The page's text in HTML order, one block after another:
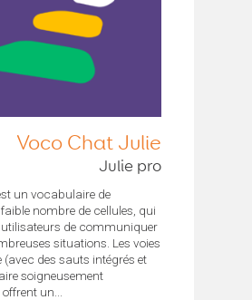
Voco Chat Julie
Julie pro
un vocabulaire de
nombre de cellules, qui
de communiquer
situations. Les voies
(avec des sauts intégrés et
soigneusement
un...